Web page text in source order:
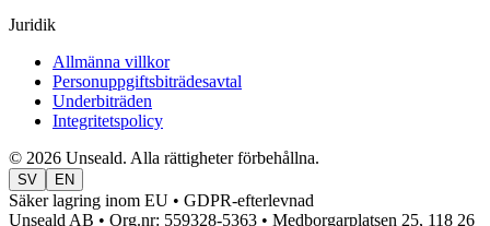
Juridik
Allmänna villkor
Personuppgiftsbiträdesavtal
Underbiträden
Integritetspolicy
© 2026 Unseald. Alla rättigheter förbehållna.
SV EN
Säker lagring inom EU • GDPR-efterlevnad
Unseald AB • Org.nr: 559328-5363 • Medborgarplatsen 25, 118 26